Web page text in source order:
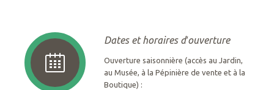
Dates et horaires d′ouverture
Ouverture saisonnière (accès au Jardin,
au Musée, à la Pépinière de vente et à la
Boutique) :